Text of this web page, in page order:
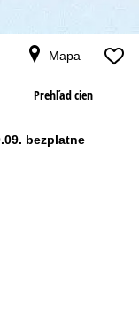
Mapa
Prehľad cien
bezplatne